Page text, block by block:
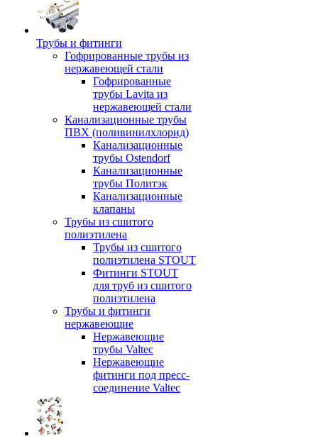
Трубы и фитинги
Гофрированные трубы из
нержавеющей стали
Гофрированные
трубы Lavita из
нержавеющей стали
Канализационные трубы
ПВХ (поливинилхлорид)
Канализационные
трубы Ostendorf
Канализационные
трубы Политэк
Канализационные
клапаны
Трубы из сшитого
полиэтилена
Трубы из сшитого
полиэтилена STOUT
Фитинги STOUT
для труб из сшитого
полиэтилена
Трубы и фитинги
нержавеющие
Нержавеющие
трубы Valtec
Нержавеющие
фитинги под пресс-
соединение Valtec